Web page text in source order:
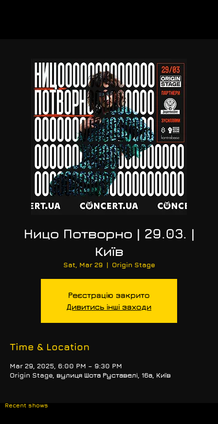
Ницо Потворно | 29.03. |
Київ
Sat, Mar 29
  |
Origin Stage
Реєстрацію закрито
Дивитись інші заходи
Time & Location
Mar 29, 2025, 6:00 PM – 9:30 PM
Origin Stage, вулиця Шота Руставелі, 16а, Київ
Recent shows